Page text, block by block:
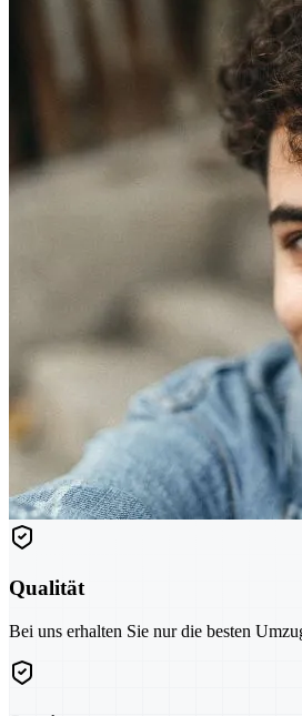
Qualität
Bei uns erhalten Sie nur die besten